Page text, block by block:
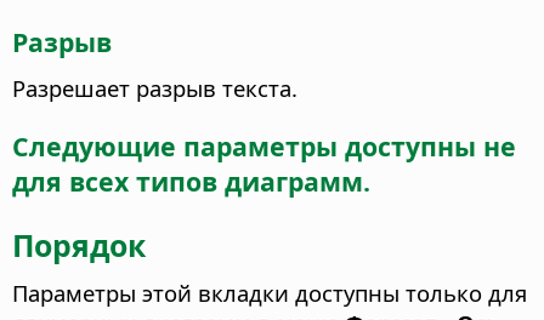
Разрыв
Разрешает разрыв текста.
Следующие параметры доступны не
для всех типов диаграмм.
Порядок
Параметры этой вкладки доступны только для